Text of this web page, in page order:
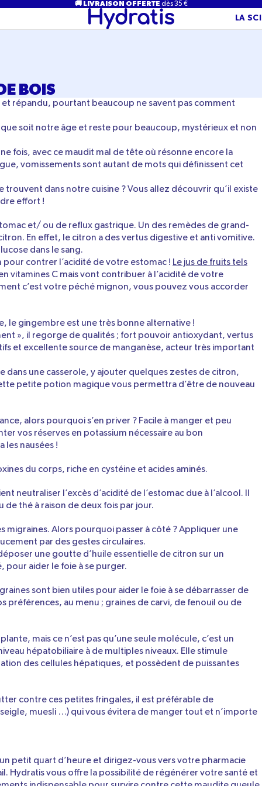
🚚 LIVRAISON OFFERTE dès 35 €
LA
BOIS
et répandu, pourtant beaucoup ne savent pas comment
soit notre âge et reste pour beaucoup, mystérieux et non
fois, avec ce maudit mal de tête où résonne encore la
vomissements sont autant de mots qui définissent cet
trouvent dans notre cuisine ? Vous allez découvrir qu’il existe
effort !
et/ ou de reflux gastrique. Un des remèdes de grand-
En effet, le citron a des vertus digestive et anti vomitive.
dans le sang.
pour contrer l’acidité de votre estomac ! Le jus de fruits tels
vitamines C mais vont contribuer à l’acidité de votre
c’est votre péché mignon, vous pouvez vous accorder
le gingembre est une très bonne alternative !
», il regorge de qualités ; fort pouvoir antioxydant, vertus
et excellente source de manganèse, acteur très important
dans une casserole, y ajouter quelques zestes de citron,
petite potion magique vous permettra d’être de nouveau
alors pourquoi s’en priver ? Facile à manger et peu
vos réserves en potassium nécessaire au bon
les nausées !
du corps, riche en cystéine et acides aminés.
neutraliser l’excès d’acidité de l’estomac due à l’alcool. Il
de thé à raison de deux fois par jour.
migraines. Alors pourquoi passer à côté ? Appliquer une
par des gestes circulaires.
une goutte d’huile essentielle de citron sur un
pour aider le foie à se purger.
sont bien utiles pour aider le foie à se débarrasser de
préférences, au menu ; graines de carvi, de fenouil ou de
mais ce n’est pas qu’une seule molécule, c’est un
hépatobiliaire à de multiples niveaux. Elle stimule
des cellules hépatiques, et possèdent de puissantes
contre ces petites fringales, il est préférable de
muesli …) qui vous évitera de manger tout et n’importe
petit quart d’heure et dirigez-vous vers votre pharmacie
Hydratis vous offre la possibilité de régénérer votre santé et